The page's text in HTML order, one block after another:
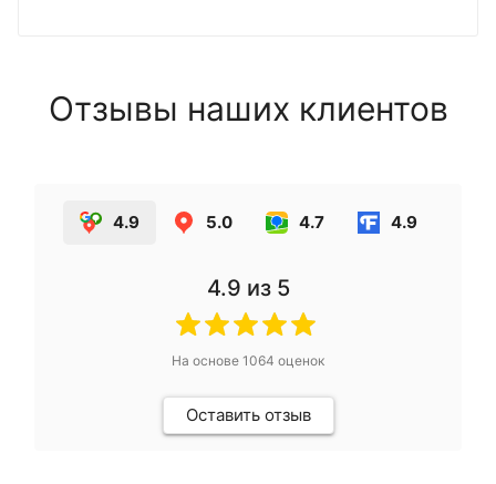
Отзывы наших клиентов
4.9 5.0 4.7 4.9
4.9 из 5
На основе 1064 оценок
Оставить отзыв